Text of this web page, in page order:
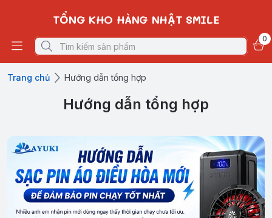
TỔNG KHO HÀNG NHẬT SMILE
0
Trang chủ Hướng dẫn tổng hợp
Hướng dẫn tổng hợp